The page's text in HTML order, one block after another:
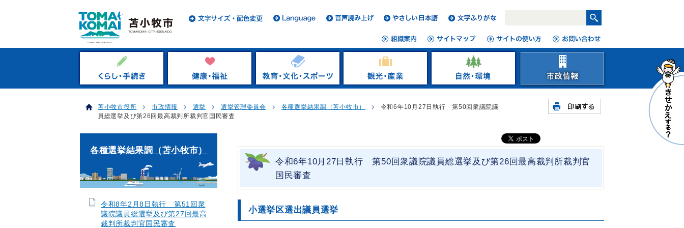
苫小牧市役所 市政情報 選挙 選挙管理委員会 各種選挙結果調（苫小牧市）
令和6年10月27日執行 第50回衆議院議
員総選挙及び第26回最高裁判所裁判官国民審査
令和6年10月27日執行 第50回衆議院議員総選挙及び第26回最高裁判所裁判官
国民審査
小選挙区選出議員選挙
各種選挙結果調（苫小牧市）
令和8年2月8日執行 第51回衆
議院議員総選挙及び第27回最高
裁判所裁判官国民審査